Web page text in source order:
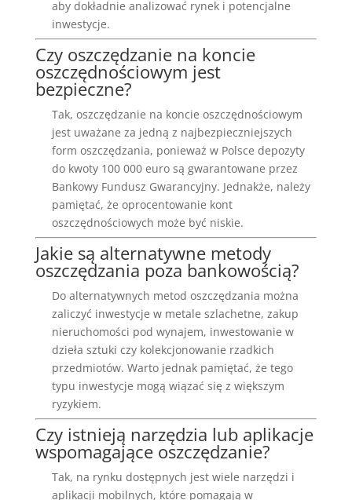
aby dokładnie analizować rynek i potencjalne
inwestycje.
Czy oszczędzanie na koncie
oszczędnościowym jest
bezpieczne?
Tak, oszczędzanie na koncie oszczędnościowym
jest uważane za jedną z najbezpieczniejszych
form oszczędzania, ponieważ w Polsce depozyty
do kwoty 100 000 euro są gwarantowane przez
Bankowy Fundusz Gwarancyjny. Jednakże, należy
pamiętać, że oprocentowanie kont
oszczędnościowych może być niskie.
Jakie są alternatywne metody
oszczędzania poza bankowością?
Do alternatywnych metod oszczędzania można
zaliczyć inwestycje w metale szlachetne, zakup
nieruchomości pod wynajem, inwestowanie w
dzieła sztuki czy kolekcjonowanie rzadkich
przedmiotów. Warto jednak pamiętać, że tego
typu inwestycje mogą wiązać się z większym
ryzykiem.
Czy istnieją narzędzia lub aplikacje
wspomagające oszczędzanie?
Tak, na rynku dostępnych jest wiele narzędzi i
aplikacji mobilnych, które pomagają w